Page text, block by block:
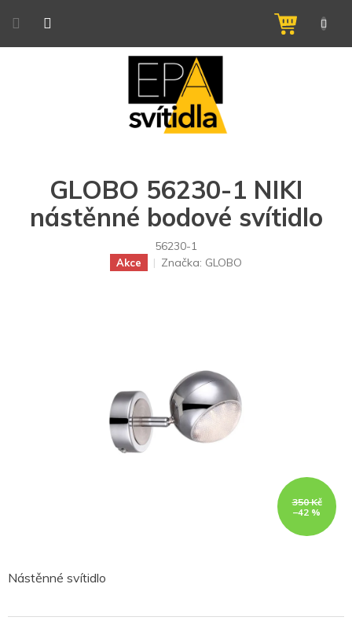
NÁKUPNÍ
KOŠÍK
GLOBO 56230-1 NIKI
nástěnné bodové svítidlo
56230-1
Akce Značka: GLOBO
350 Kč
–42 %
Nástěnné svítidlo